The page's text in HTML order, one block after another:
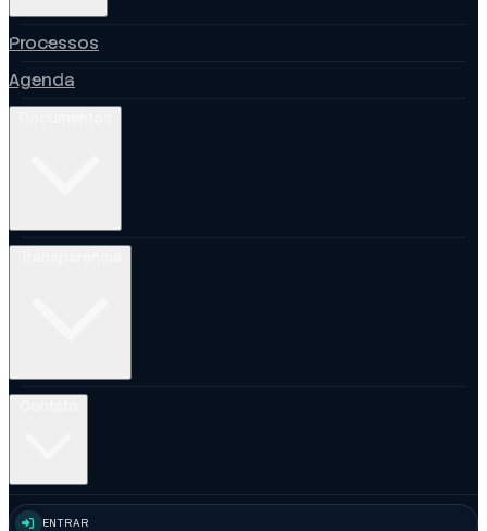
Processos
Agenda
ENTRAR